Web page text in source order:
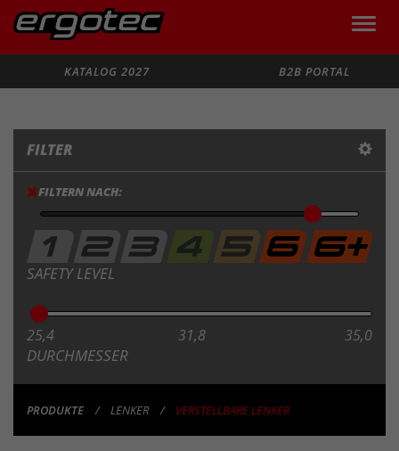
Toggle
KATALOG 2027
B2B PORTAL
FILTER
FILTERN NACH:
SAFETY LEVEL
25,4 31,8 35,0
DURCHMESSER
PRODUKTE LENKER VERSTELLBARE LENKER